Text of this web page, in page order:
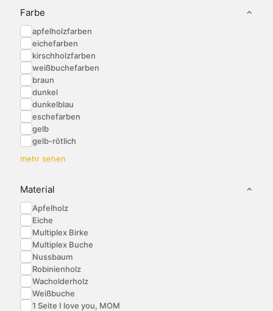
Farbe
apfelholzfarben
eichefarben
kirschholzfarben
weißbuchefarben
braun
dunkel
dunkelblau
eschefarben
gelb
gelb-rötlich
mehr sehen
Material
Apfelholz
Eiche
Multiplex Birke
Multiplex Buche
Nussbaum
Robinienholz
Wacholderholz
Weißbuche
1 Seite I love you, MOM